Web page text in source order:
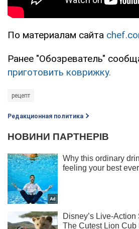
По материалам сайта
Ранее "Обозреватель"
приготовить коврижку.
рецепт
Редакционная политика